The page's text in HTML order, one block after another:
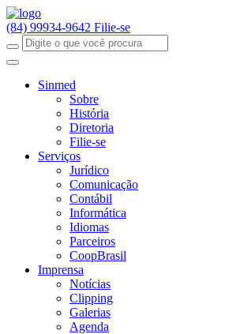
(84) 99934-9642 Filie-se
Sinmed
Sobre
História
Diretoria
Filie-se
Serviços
Jurídico
Comunicação
Contábil
Informática
Idiomas
Parceiros
CoopBrasil
Imprensa
Notícias
Clipping
Galerias
Agenda